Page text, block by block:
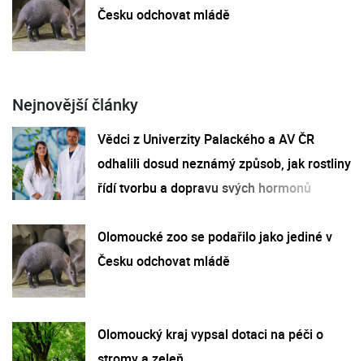
Česku odchovat mládě
Nejnovější články
Vědci z Univerzity Palackého a AV ČR
odhalili dosud neznámý způsob, jak rostliny
řídí tvorbu a dopravu svých hormonů
Olomoucké zoo se podařilo jako jediné v
Česku odchovat mládě
Olomoucký kraj vypsal dotaci na péči o